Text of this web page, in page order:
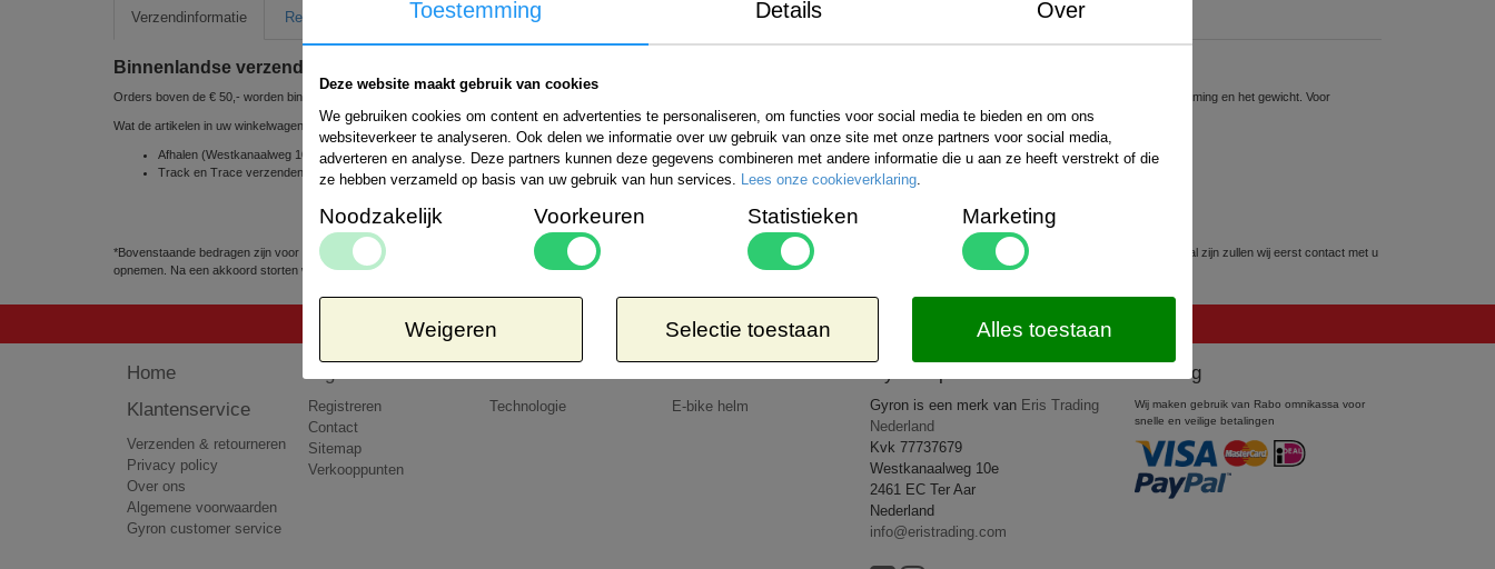
Verzendinformatie Retour informatie
Binnenlandse verzending
Orders boven de € 50,- worden binnen Nederland gratis verzonden
Wat de artikelen in uw winkelwagen betreft, kunt u uit de volgende verzendmogelijkheden binnen Nederland kiezen:
Afhalen (Westkanaalweg 10e, 2461 EC Ter Aar, Nederland) => Kosteloos
Track en Trace verzenden via POSTNL 1 á 2 werkdagen => € 8,50*
Bestelling verzenden wij wereldwijd. De kosten hiervoor hangt af van de bestemming en het gewicht. Voor
uitgebreide informatie kunt u kijken op de website vanPostNL
Aangetekend
-EUR 1 => € 21,65*
-EUR 2 => € 26,65*
-WERELD => € 35,95*
*Bovenstaande bedragen zijn voor pakketten tot 5kg. Het kan voorkomen dat de door u bestelde goederen lichter zijn dan 5kg of op een goedkopere wijze verzonden kunnen worden. Mocht dit het geval zijn zullen wij eerst contact met u
opnemen. Na een akkoord storten wij het teveel betaalde bedrag terug op uw rekening.
All rights reserved2026 © www.gyronsport.nl
Home
Klantenservice
Verzenden & retourneren
Privacy policy
Over ons
Algemene voorwaarden
Gyron customer service
Registreren
Contact
Sitemap
Verkooppunten
Technologie E-bike helm Gyron is een merk van Eris Trading
Nederland
Kvk 77737679
Westkanaalweg 10e
2461 EC Ter Aar
Nederland
info@eristrading.com
Betaling
Wij maken gebruik van Rabo omnikassa voor
snelle en veilige betalingen
Toestemming Details Over
Deze website maakt gebruik van cookies
We gebruiken cookies om content en advertenties te personaliseren, om functies voor social media te bieden en om ons
websiteverkeer te analyseren. Ook delen we informatie over uw gebruik van onze site met onze partners voor social media,
adverteren en analyse. Deze partners kunnen deze gegevens combineren met andere informatie die u aan ze heeft verstrekt of die
ze hebben verzameld op basis van uw gebruik van hun services. Lees onze cookieverklaring.
Noodzakelijk Voorkeuren Statistieken Marketing
Weigeren Selectie toestaan Alles toestaan